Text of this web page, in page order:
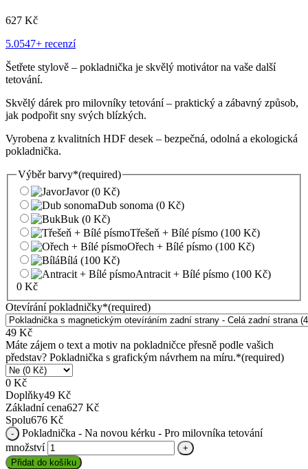
627 Kč
5.0547+ recenzí
Šetřete stylově – pokladnička je skvělý motivátor na vaše další
tetování.
Skvělý dárek pro milovníky tetování – praktický a zábavný způsob,
jak podpořit sny svých blízkých.
Vyrobena z kvalitních HDF desek – bezpečná, odolná a ekologická
pokladnička.
Výběr barvy*(required)
Javor(0 Kč)
Dub sonoma (0 Kč)
Buk (0 Kč)
Třešeň + Bílé písmo (100 Kč)
Ořech + Bílé písmo (100 Kč)
Bílá (100 Kč)
Antracit + Bílé písmo (100 Kč)
0 Kč
Otevírání pokladničky*(required)
49 Kč
Máte zájem o text a motiv na pokladničce přesně podle vašich
představ? Pokladnička s grafickým návrhem na míru.*(required)
0 Kč
Doplňky49 Kč
Základní cena627 Kč
Spolu676 Kč
Pokladnička - Na novou kérku - Pro milovníka tetování
množství
Přidat do košíku